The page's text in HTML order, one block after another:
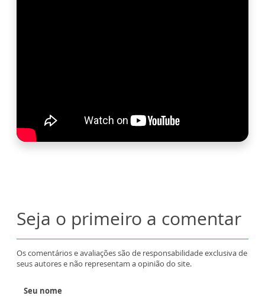
Seja o primeiro a comentar
Os comentários e avaliações são de responsabilidade exclusiva de
seus autores e não representam a opinião do site.
Seu nome